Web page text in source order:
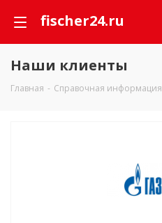
fischer24.ru
Наши клиенты
Главная - Справочная информация